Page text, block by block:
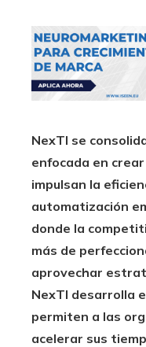
NexTI se
enfocada en
impulsan la
automatización
donde la
más de
aprovechar
NexTI desarrolla
permiten a las
acelerar sus